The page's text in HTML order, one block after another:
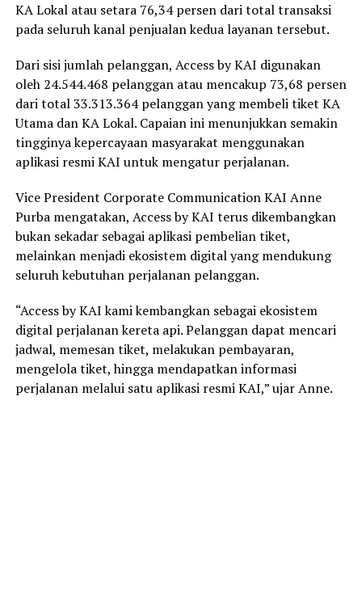
KA Lokal atau setara 76,34 persen dari total transaksi
pada seluruh kanal penjualan kedua layanan tersebut.
Dari sisi jumlah pelanggan, Access by KAI digunakan
oleh 24.544.468 pelanggan atau mencakup 73,68 persen
dari total 33.313.364 pelanggan yang membeli tiket KA
Utama dan KA Lokal. Capaian ini menunjukkan semakin
tingginya kepercayaan masyarakat menggunakan
aplikasi resmi KAI untuk mengatur perjalanan.
Vice President Corporate Communication KAI Anne
Purba mengatakan, Access by KAI terus dikembangkan
bukan sekadar sebagai aplikasi pembelian tiket,
melainkan menjadi ekosistem digital yang mendukung
seluruh kebutuhan perjalanan pelanggan.
“Access by KAI kami kembangkan sebagai ekosistem
digital perjalanan kereta api. Pelanggan dapat mencari
jadwal, memesan tiket, melakukan pembayaran,
mengelola tiket, hingga mendapatkan informasi
perjalanan melalui satu aplikasi resmi KAI,” ujar Anne.